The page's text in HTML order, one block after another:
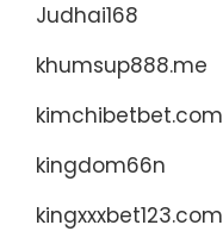
Judhai168
khumsup888.me
kimchibetbet.com
kingdom66n
kingxxxbet123.com